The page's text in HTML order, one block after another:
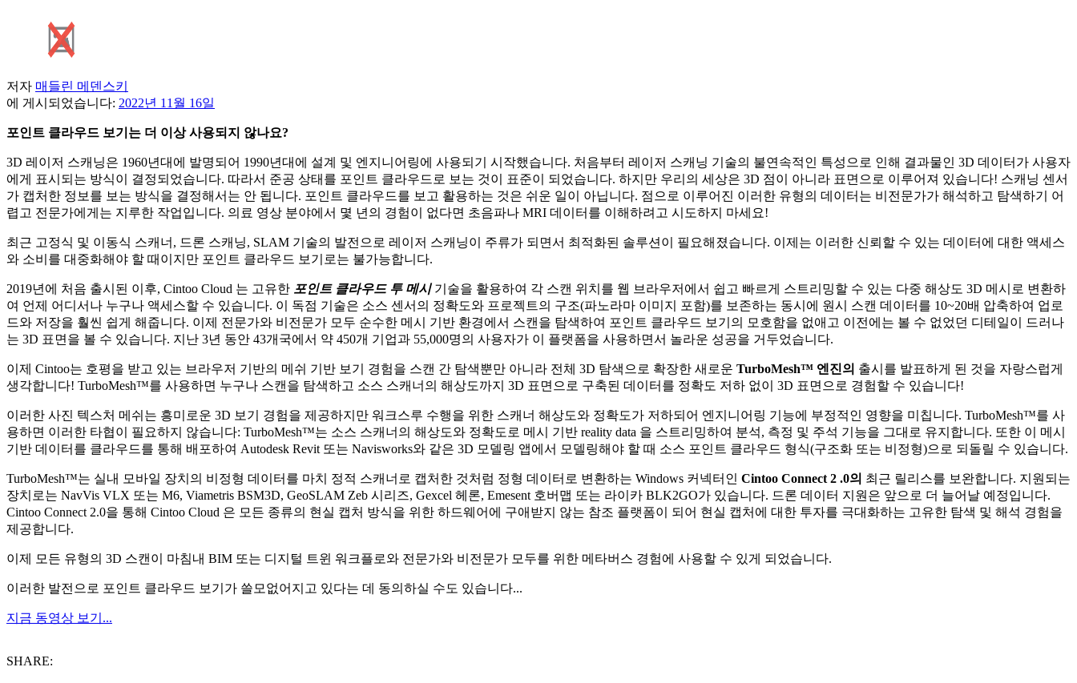
저자 매들린 메덴스키
에 게시되었습니다: 2022년 11월 16일
포인트 클라우드 보기는 더 이상 사용되지 않나요?
3D 레이저 스캐닝은 1960년대에 발명되어 1990년대에 설계 및 엔지니어링에 사용되기 시작했습니다. 처음부터 레이저 스캐닝 기술의 불연속적인 특성으로 인해 결과물인 3D 데이터가 사용자
에게 표시되는 방식이 결정되었습니다. 따라서 준공 상태를 포인트 클라우드로 보는 것이 표준이 되었습니다. 하지만 우리의 세상은 3D 점이 아니라 표면으로 이루어져 있습니다! 스캐닝 센서
가 캡처한 정보를 보는 방식을 결정해서는 안 됩니다. 포인트 클라우드를 보고 활용하는 것은 쉬운 일이 아닙니다. 점으로 이루어진 이러한 유형의 데이터는 비전문가가 해석하고 탐색하기 어
렵고 전문가에게는 지루한 작업입니다. 의료 영상 분야에서 몇 년의 경험이 없다면 초음파나 MRI 데이터를 이해하려고 시도하지 마세요!
최근 고정식 및 이동식 스캐너, 드론 스캐닝, SLAM 기술의 발전으로 레이저 스캐닝이 주류가 되면서 최적화된 솔루션이 필요해졌습니다. 이제는 이러한 신뢰할 수 있는 데이터에 대한 액세스
와 소비를 대중화해야 할 때이지만 포인트 클라우드 보기로는 불가능합니다.
2019년에 처음 출시된 이후, Cintoo Cloud 는 고유한 포인트 클라우드 투 메시기술을 활용하여 각 스캔 위치를 웹 브라우저에서 쉽고 빠르게 스트리밍할 수 있는 다중 해상도 3D 메시로 변환하
여 언제 어디서나 누구나 액세스할 수 있습니다. 이 독점 기술은 소스 센서의 정확도와 프로젝트의 구조(파노라마 이미지 포함)를 보존하는 동시에 원시 스캔 데이터를 10~20배 압축하여 업로
드와 저장을 훨씬 쉽게 해줍니다. 이제 전문가와 비전문가 모두 순수한 메시 기반 환경에서 스캔을 탐색하여 포인트 클라우드 보기의 모호함을 없애고 이전에는 볼 수 없었던 디테일이 드러나
는 3D 표면을 볼 수 있습니다. 지난 3년 동안 43개국에서 약 450개 기업과 55,000명의 사용자가 이 플랫폼을 사용하면서 놀라운 성공을 거두었습니다.
이제 Cintoo는 호평을 받고 있는 브라우저 기반의 메쉬 기반 보기 경험을 스캔 간 탐색뿐만 아니라 전체 3D 탐색으로 확장한 새로운 TurboMesh™ 엔진의 출시를 발표하게 된 것을 자랑스럽게
생각합니다! TurboMesh™를 사용하면 누구나 스캔을 탐색하고 소스 스캐너의 해상도까지 3D 표면으로 구축된 데이터를 정확도 저하 없이 3D 표면으로 경험할 수 있습니다!
이러한 사진 텍스처 메쉬는 흥미로운 3D 보기 경험을 제공하지만 워크스루 수행을 위한 스캐너 해상도와 정확도가 저하되어 엔지니어링 기능에 부정적인 영향을 미칩니다. TurboMesh™를 사
용하면 이러한 타협이 필요하지 않습니다: TurboMesh™는 소스 스캐너의 해상도와 정확도로 메시 기반 reality data 을 스트리밍하여 분석, 측정 및 주석 기능을 그대로 유지합니다. 또한 이 메시
기반 데이터를 클라우드를 통해 배포하여 Autodesk Revit 또는 Navisworks와 같은 3D 모델링 앱에서 모델링해야 할 때 소스 포인트 클라우드 형식(구조화 또는 비정형)으로 되돌릴 수 있습니다.
TurboMesh™는 실내 모바일 장치의 비정형 데이터를 마치 정적 스캐너로 캡처한 것처럼 정형 데이터로 변환하는 Windows 커넥터인 Cintoo Connect 2 .0의 최근 릴리스를 보완합니다. 지원되는
장치로는 NavVis VLX 또는 M6, Viametris BSM3D, GeoSLAM Zeb 시리즈, Gexcel 헤론, Emesent 호버맵 또는 라이카 BLK2GO가 있습니다. 드론 데이터 지원은 앞으로 더 늘어날 예정입니다.
Cintoo Connect 2.0을 통해 Cintoo Cloud 은 모든 종류의 현실 캡처 방식을 위한 하드웨어에 구애받지 않는 참조 플랫폼이 되어 현실 캡처에 대한 투자를 극대화하는 고유한 탐색 및 해석 경험을
제공합니다.
이제 모든 유형의 3D 스캔이 마침내 BIM 또는 디지털 트윈 워크플로와 전문가와 비전문가 모두를 위한 메타버스 경험에 사용할 수 있게 되었습니다.
이러한 발전으로 포인트 클라우드 보기가 쓸모없어지고 있다는 데 동의하실 수도 있습니다...
지금 동영상 보기...
SHARE: